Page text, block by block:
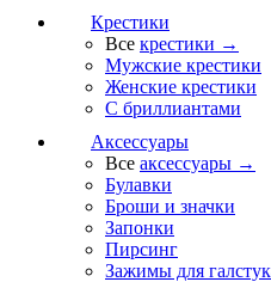
Крестики
Все крестики →
Мужские крестики
Женские крестики
С бриллиантами
Аксессуары
Все аксессуары →
Булавки
Броши и значки
Запонки
Пирсинг
Зажимы для